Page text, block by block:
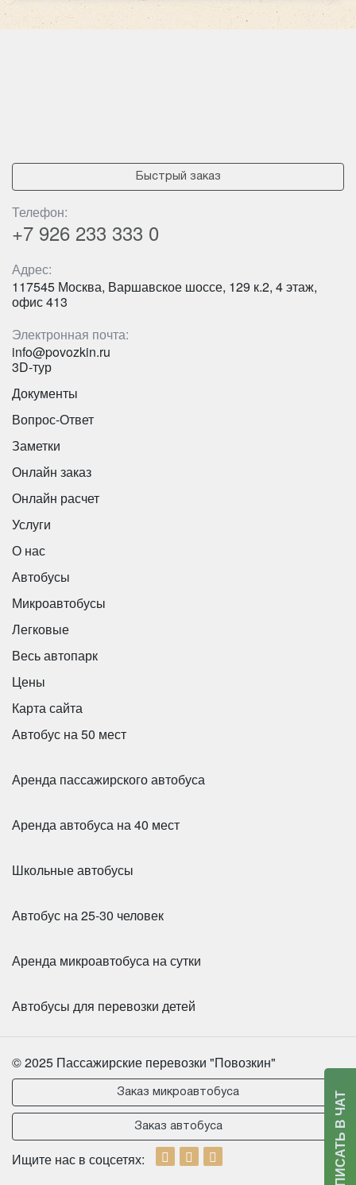
Количество мест:
Класс: экскурсионный
King Long XMQ6129
Цена от:2800 руб/час
Shen Long 35 мест
Быстрый заказ
Телефон:
+7 926 233 333 0
Адрес:
117545 Москва, Варшавское шоссе, 129 к.2, 4 этаж,
офис 413
Электронная почта:
info@povozkin.ru
3D-тур
Документы
Вопрос-Ответ
Заметки
Онлайн заказ
Онлайн расчет
Услуги
О нас
Автобусы
Микроавтобусы
Легковые
Весь автопарк
Цены
Карта сайта
Автобус на 50 мест
Аренда пассажирского автобуса
Аренда автобуса на 40 мест
Школьные автобусы
Автобус на 25-30 человек
Аренда микроавтобуса на сутки
Автобусы для перевозки детей
© 2025 Пассажирские перевозки "Повозкин"
Заказ микроавтобуса
Заказ автобуса
Ищите нас в соцсетях: НАПИСАТЬ В ЧАТ